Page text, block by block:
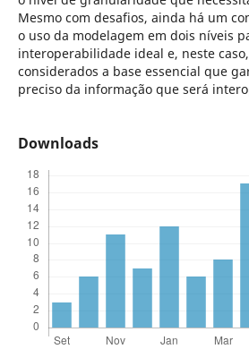
Mesmo com desafios, ainda há um
o uso da modelagem em dois níveis
interoperabilidade ideal e, neste
considerados a base essencial que
preciso da informação que será
Downloads